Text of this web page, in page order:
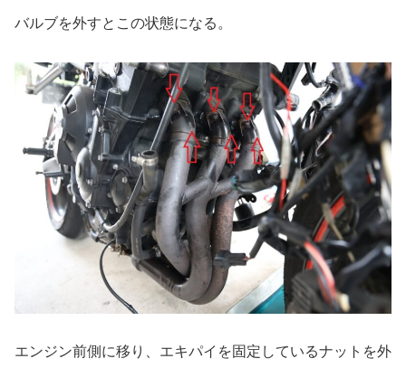
バルブを外すとこの状態になる。
エンジン前側に移り、エキパイを固定しているナットを外